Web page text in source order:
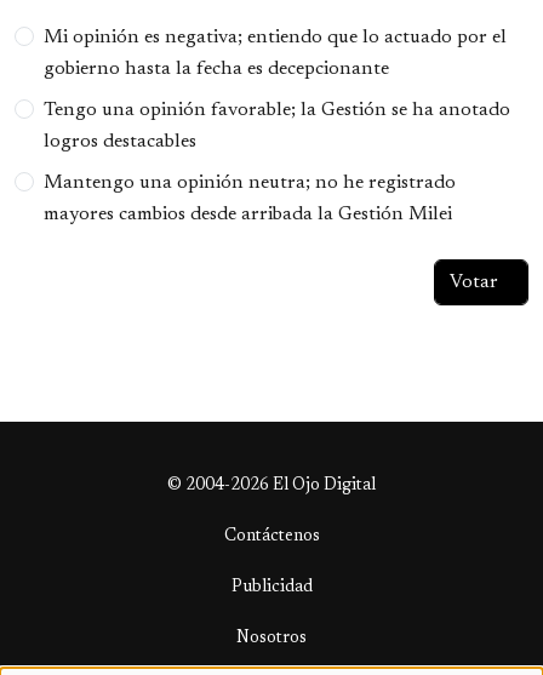
Opciones
Mi opinión es negativa; entiendo que lo actuado por el
gobierno hasta la fecha es decepcionante
Tengo una opinión favorable; la Gestión se ha anotado
logros destacables
Mantengo una opinión neutra; no he registrado
mayores cambios desde arribada la Gestión Milei
© 2004-2026 El Ojo Digital
Contáctenos
Publicidad
Nosotros